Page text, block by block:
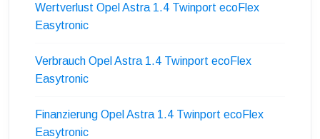
Wertverlust Opel Astra 1.4 Twinport ecoFlex
Easytronic
Verbrauch Opel Astra 1.4 Twinport ecoFlex
Easytronic
Finanzierung Opel Astra 1.4 Twinport ecoFlex
Easytronic